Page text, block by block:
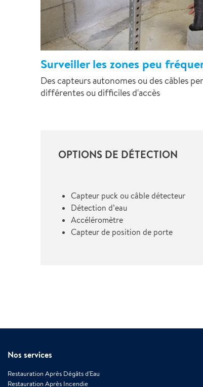
Surveiller les zones peu
Des capteurs autonomes ou des câbles
différentes ou difficiles d'accès
OPTIONS DE DÉTECTION
Capteur puck ou câble détecteur
Détection d’eau
Accéléromètre
Capteur de position de porte
Nos services
Restauration Après Dégâts d'Eau
Restauration Après Incendie